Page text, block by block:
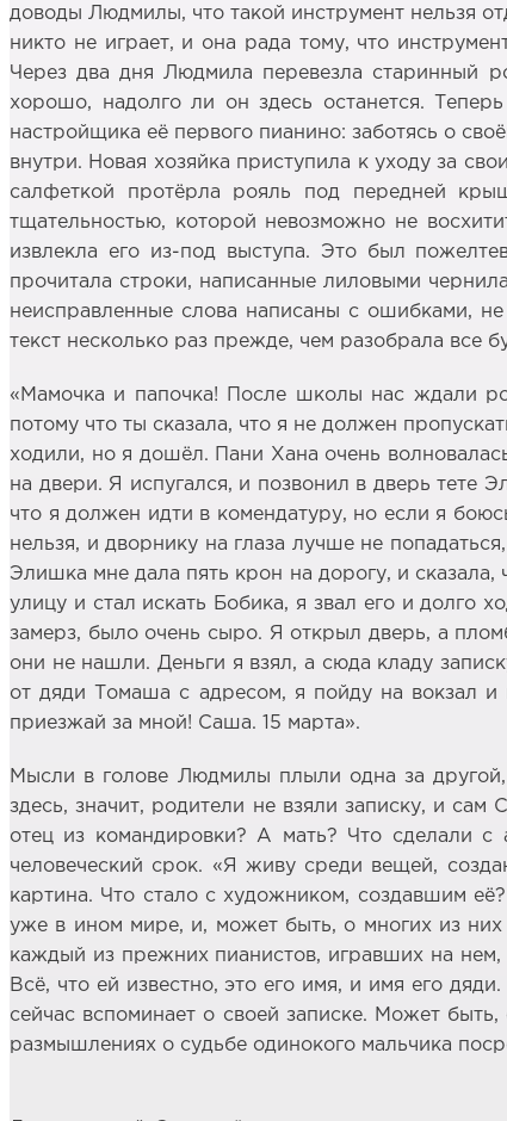
доводы Людмилы, что такой инструмент нельзя
никто не играет, и она рада тому, что
Через два дня Людмила перевезла старинный
хорошо, надолго ли он здесь останется.
настройщика её первого пианино: заботясь о
внутри. Новая хозяйка приступила к уходу за
салфеткой протёрла рояль под передней
тщательностью, которой невозможно не
извлекла его из-под выступа. Это был
прочитала строки, написанные лиловыми
неисправленные слова написаны с ошибками,
текст несколько раз прежде, чем разобрала все
«Мамочка и папочка! После школы нас ждали
потому что ты сказала, что я не должен
ходили, но я дошёл. Пани Хана очень
на двери. Я испугался, и позвонил в дверь тете
что я должен идти в комендатуру, но если я
нельзя, и дворнику на глаза лучше не
Элишка мне дала пять крон на дорогу, и
улицу и стал искать Бобика, я звал его и долго
замерз, было очень сыро. Я открыл дверь, а
они не нашли. Деньги я взял, а сюда кладу
от дяди Томаша с адресом, я пойду на вокзал
приезжай за мной! Саша. 15 марта».
Мысли в голове Людмилы плыли одна за
здесь, значит, родители не взяли записку, и
отец из командировки? А мать? Что сделали
человеческий срок. «Я живу среди вещей,
картина. Что стало с художником, создавшим
уже в ином мире, и, может быть, о многих из них
каждый из прежних пианистов, игравших на
Всё, что ей известно, это его имя, и имя его
сейчас вспоминает о своей записке. Может
размышлениях о судьбе одинокого мальчика